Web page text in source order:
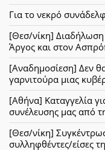
Για το νεκρό
[Θεσ/νίκη] Διαδήλωση
Άργος και στον
[Αναδημοσίεση] Δεν
γαρνιτούρα μιας
[Αθήνα] Καταγγελία
συνέλευσης μας από
[Θεσ/νίκη]
συλληφθέντες/είσες